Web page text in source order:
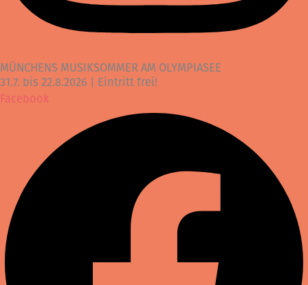
MÜNCHENS MUSIKSOMMER AM OLYMPIASEE
31.7. bis 22.8.2026 | Eintritt frei!
Facebook